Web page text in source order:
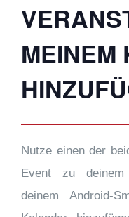
MEINEM
Nutze einen der
Event zu deinem
deinem Android-